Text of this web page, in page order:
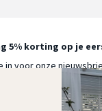
5% korting op je
in voor onze
collecties en